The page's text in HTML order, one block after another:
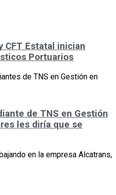
CFT Estatal inician
Portuarios
de TNS en Gestión en
de TNS en Gestión
les diría que se
en la empresa Alcatrans,